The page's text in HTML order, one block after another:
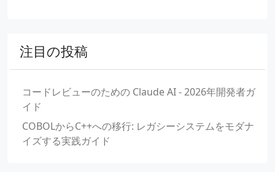
注目の投稿
コードレビューのための Claude AI - 2026年開発者ガ
イド
COBOLからC++への移行: レガシーシステムをモダナ
イズする実践ガイド